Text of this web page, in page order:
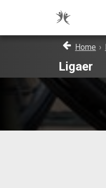
Home ›
Ligaer